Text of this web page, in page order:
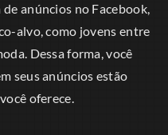
anúncios no Facebook,
alvo, como jovens entre
Dessa forma, você
seus anúncios estão
oferece.